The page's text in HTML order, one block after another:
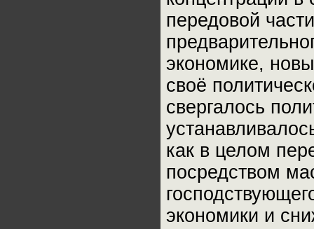
передовой
экономике,
своё
свергалось
как в целом
посредством
экономики и